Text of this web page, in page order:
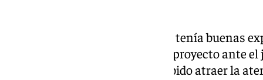
La candidatura malagueña, que tenía buenas
noviembre cuando presentó su proyecto ante
Juventud en Bruselas, no ha sabido atraer la